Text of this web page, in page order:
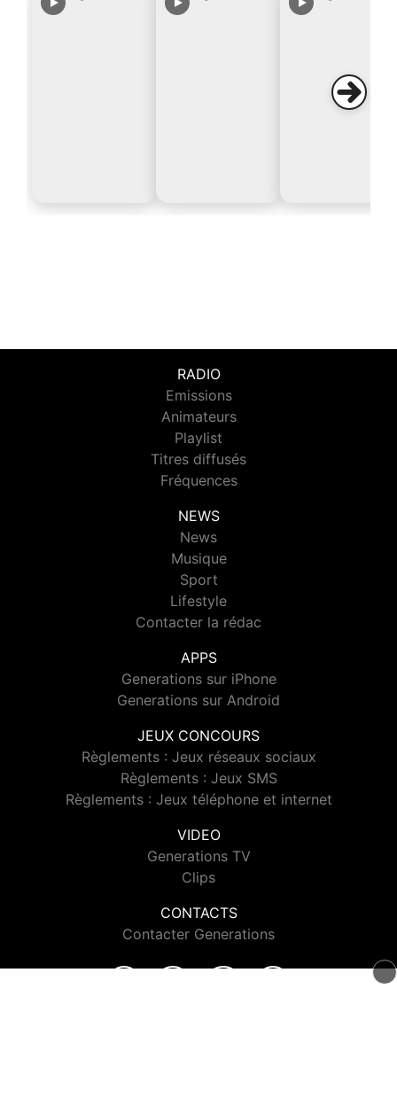
RADIO
Emissions
Animateurs
Playlist
Titres diffusés
Fréquences
NEWS
News
Musique
Sport
Lifestyle
Contacter la rédac
APPS
Generations sur iPhone
Generations sur Android
JEUX CONCOURS
Règlements : Jeux réseaux sociaux
Règlements : Jeux SMS
Règlements : Jeux téléphone et internet
VIDEO
Generations TV
Clips
CONTACTS
Contacter Generations